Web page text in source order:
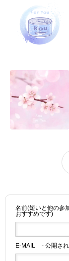
名前(短いと他の参
おすすめです)
E-MAIL - 公開さ